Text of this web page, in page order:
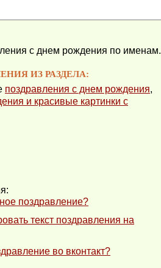
с днем рождения по именам.
ИЗ РАЗДЕЛА:
поздравления с днем рождения,
и красивые картинки с
поздравление?
текст поздравления на
во вконтакт?